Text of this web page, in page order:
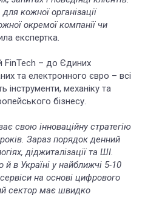
кожної організації
окремої компанії чи
експертка.
FinTech – до Єдиних
та електронного євро – всі
інструменти, механіку та
бізнесу.
свою інноваційну стратегію
Зараз порядок денний
діджиталізації та ШІ.
в Україні у найближчі 5-10
на основі цифрового
сектор має швидко